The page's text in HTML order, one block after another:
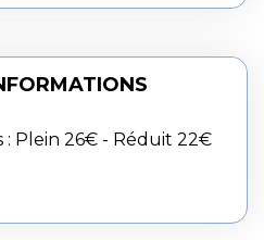
: Plein 26€ - Réduit 22€